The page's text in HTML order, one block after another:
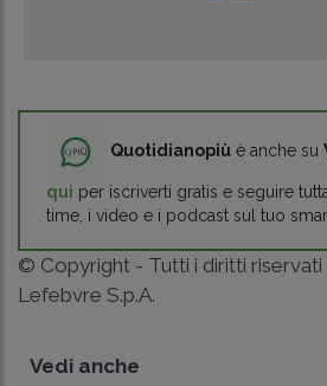
Quotidianopiù è anche su
qui per iscriverti gratis e seguire
time, i video e i podcast sul tuo
© Copyright - Tutti i diritti riservati
Lefebvre S.p.A.
Vedi anche